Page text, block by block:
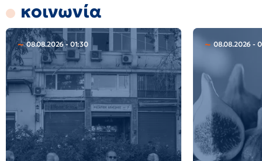
κοινωνία
08.08.2026 - 01:30 08.08.2026 -